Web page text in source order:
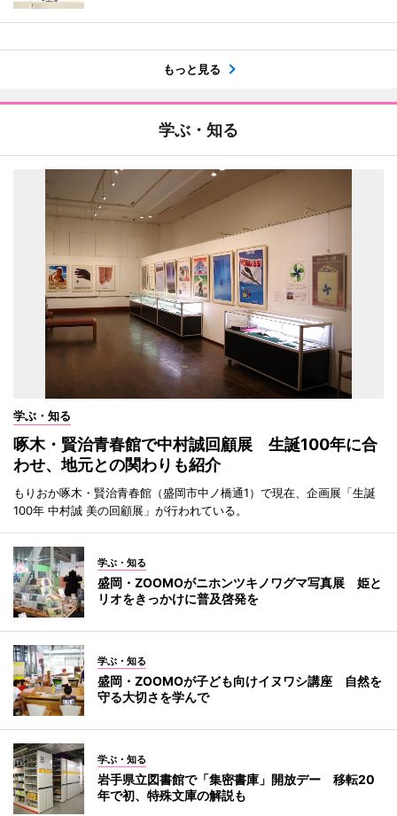
もっと見る
学ぶ・知る
学ぶ・知る
啄木・賢治青春館で中村誠回顧展 生誕100年に合
わせ、地元との関わりも紹介
もりおか啄木・賢治青春館（盛岡市中ノ橋通1）で現在、企画展「生誕
100年 中村誠 美の回顧展」が行われている。
学ぶ・知る
盛岡・ZOOMOがニホンツキノワグマ写真展 姫と
リオをきっかけに普及啓発を
学ぶ・知る
盛岡・ZOOMOが子ども向けイヌワシ講座 自然を
守る大切さを学んで
学ぶ・知る
岩手県立図書館で「集密書庫」開放デー 移転20
年で初、特殊文庫の解説も